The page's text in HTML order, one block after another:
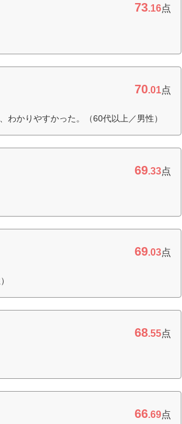
73.16点
70.01点
わかりやすかった。（60代以上／男性）
69.33点
69.03点
68.55点
66.69点